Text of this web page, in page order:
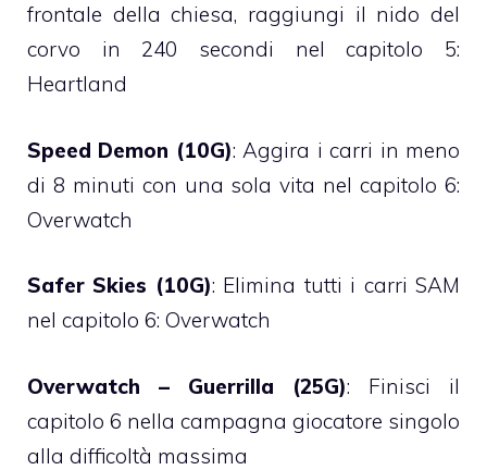
frontale della chiesa, raggiungi il nido del
corvo in 240 secondi nel capitolo 5:
Heartland
Speed Demon (10G): Aggira i carri in meno
di 8 minuti con una sola vita nel capitolo 6:
Overwatch
Safer Skies (10G): Elimina tutti i carri SAM
nel capitolo 6: Overwatch
Overwatch – Guerrilla (25G): Finisci il
capitolo 6 nella campagna giocatore singolo
alla difficoltà massima